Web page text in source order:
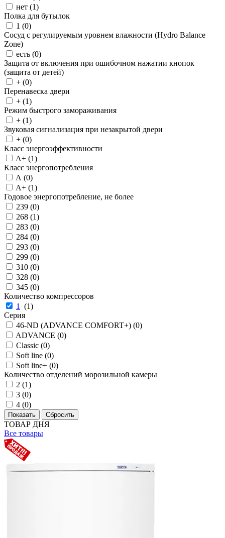
нет (1)
Полка для бутылок
1 (0)
Сосуд с регулируемым уровнем влажности (Hydro Balance
Zone)
есть (0)
Защита от включения при ошибочном нажатии кнопок
(защита от детей)
+ (0)
Перенавеска двери
+ (1)
Режим быстрого замораживания
+ (1)
Звуковая сигнализация при незакрытой двери
+ (0)
Класс энергоэффективности
A+ (1)
Класс энергопотребления
A (0)
A+ (1)
Годовое энергопотребление, не более
239 (0)
268 (1)
283 (0)
284 (0)
293 (0)
299 (0)
310 (0)
328 (0)
345 (0)
Количество компрессоров
1
(1)
Серия
46-ND (ADVANCE COMFORT+) (0)
ADVANCE (0)
Classic (0)
Soft line (0)
Soft line+ (0)
Количество отделений морозильной камеры
2 (1)
3 (0)
4 (0)
ТОВАР ДНЯ
Все товары